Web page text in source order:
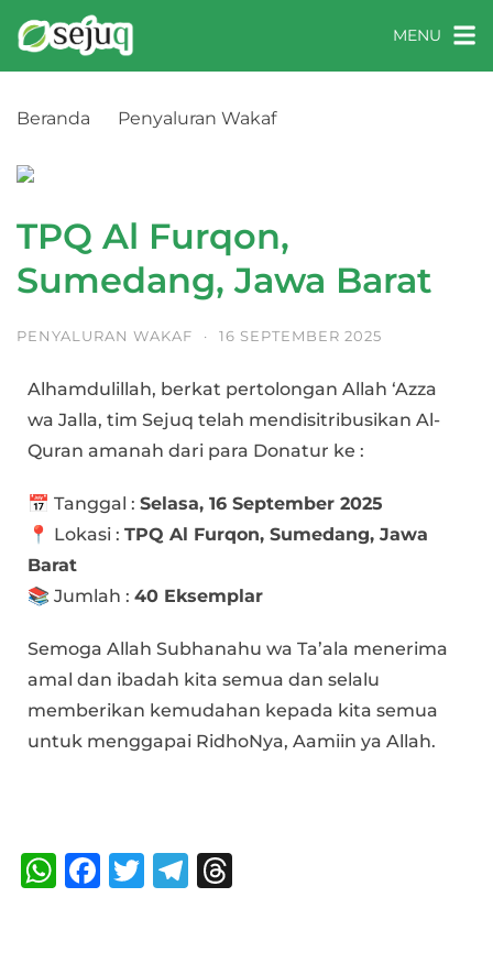
MENU
Beranda
Penyaluran Wakaf
TPQ Al Furqon,
Sumedang, Jawa Barat
PENYALURAN WAKAF · 16 SEPTEMBER 2025
Alhamdulillah, berkat pertolongan Allah ‘Azza
wa Jalla, tim Sejuq telah mendisitribusikan Al-
Quran amanah dari para Donatur ke :
📅 Tanggal : Selasa, 16 September 2025
📍 Lokasi : TPQ Al Furqon, Sumedang, Jawa
Barat
📚 Jumlah : 40 Eksemplar
Semoga Allah Subhanahu wa Ta’ala menerima
amal dan ibadah kita semua dan selalu
memberikan kemudahan kepada kita semua
untuk menggapai RidhoNya, Aamiin ya Allah.
W F
T
T